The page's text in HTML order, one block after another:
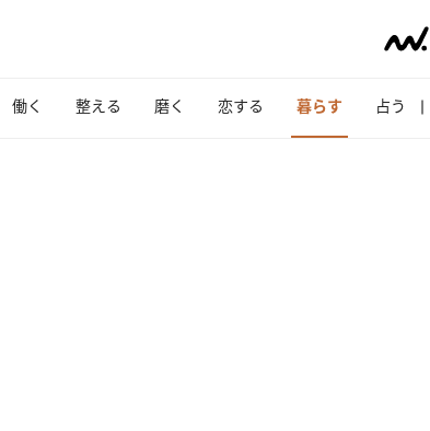
働く 整える 磨く 恋する 暮らす 占う